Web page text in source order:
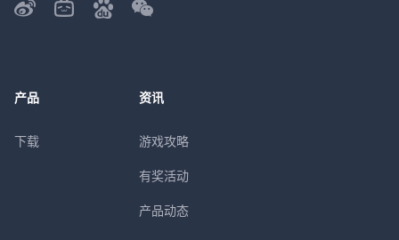
产品
下载
资讯
游戏攻略
有奖活动
产品动态